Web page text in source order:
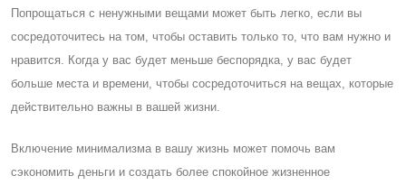
Попрощаться с ненужными вещами может быть легко, если вы
сосредоточитесь на том, чтобы оставить только то, что вам нужно и
нравится. Когда у вас будет меньше беспорядка, у вас будет
больше места и времени, чтобы сосредоточиться на вещах, которые
действительно важны в вашей жизни.
Включение минимализма в вашу жизнь может помочь вам
сэкономить деньги и создать более спокойное жизненное